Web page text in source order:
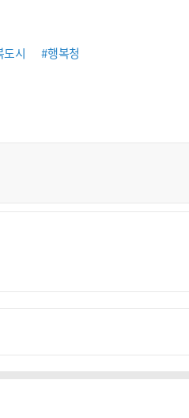
도시 #행복청